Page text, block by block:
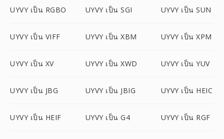
UYVY เป็น RGBO UYVY เป็น SGI UYVY เป็น SUN
UYVY เป็น VIFF UYVY เป็น XBM UYVY เป็น XPM
UYVY เป็น XV UYVY เป็น XWD UYVY เป็น YUV
UYVY เป็น JBG UYVY เป็น JBIG UYVY เป็น HEIC
UYVY เป็น HEIF UYVY เป็น G4 UYVY เป็น RGF